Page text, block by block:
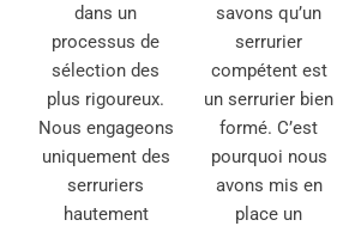
dans un
processus de
sélection des
plus rigoureux.
Nous engageons
uniquement des
serruriers
hautement
savons qu’un
serrurier
compétent est
un serrurier bien
formé. C’est
pourquoi nous
avons mis en
place un